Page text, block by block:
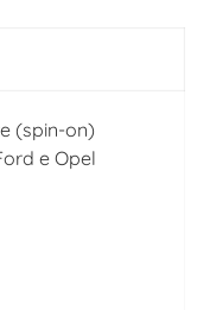
(spin-on)
e Opel